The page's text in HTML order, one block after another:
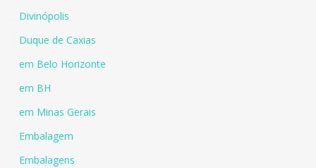
Divinópolis
Duque de Caxias
em Belo Horizonte
em BH
em Minas Gerais
Embalagem
Embalagens